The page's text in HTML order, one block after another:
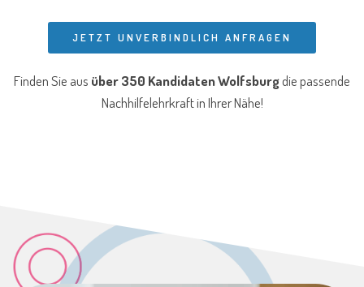
JETZT UNVERBINDLICH ANFRAGEN
Finden Sie aus über 350 Kandidaten Wolfsburgdie passende
Nachhilfelehrkraft in Ihrer Nähe!